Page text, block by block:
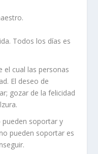
Todos los días es
el cual las personas
El deseo de
gozar de la felicidad
soportar y
pueden soportar es